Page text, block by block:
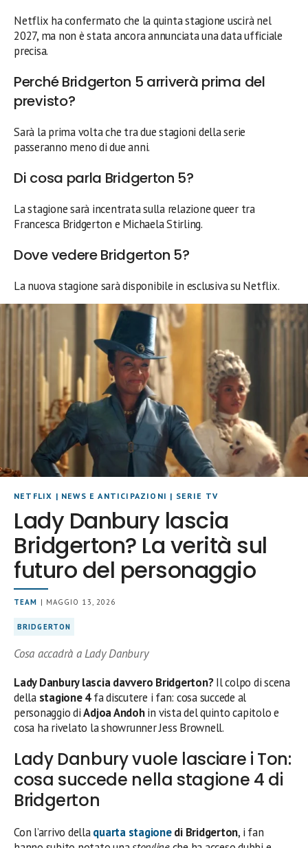
Netflix ha confermato che la quinta stagione uscirà nel
2027, ma non è stata ancora annunciata una data ufficiale
precisa.
Perché Bridgerton 5 arriverà prima del
previsto?
Sarà la prima volta che tra due stagioni della serie
passeranno meno di due anni.
Di cosa parla Bridgerton 5?
La stagione sarà incentrata sulla relazione queer tra
Francesca Bridgerton e Michaela Stirling.
Dove vedere Bridgerton 5?
La nuova stagione sarà disponibile in esclusiva su Netflix.
NETFLIX | NEWS E ANTICIPAZIONI | SERIE TV
Lady Danbury lascia
Bridgerton? La verità sul
futuro del personaggio
TEAM | MAGGIO 13, 2026
BRIDGERTON
Cosa accadrà a Lady Danbury
Lady Danbury lascia davvero Bridgerton?Il colpo di scena
della stagione 4fa discutere i fan: cosa succede al
personaggio diAdjoa Andohin vista del quinto capitolo e
cosa ha rivelato la showrunner Jess Brownell.
Lady Danbury vuole lasciare i Ton:
cosa succede nella stagione 4 di
Bridgerton
Con l’arrivo dellaquarta stagionedi Bridgerton, i fan